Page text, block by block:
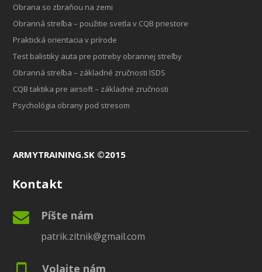
Obrana so zbraňou na zemi
Obranná streľba – použitie svetla v CQB priestore
Praktická orientacia v prírode
Test balistiky auta pre potreby obrannej streľby
Obranná streľba – základné zručnosti ISDS
CQB taktika pre airsoft – základné zručnosti
Psychológia obrany pod stresom
ARMYTRAINING.SK ©2015
Kontakt
Píšte nám
patrik.zitnik@gmail.com
Volajte nám